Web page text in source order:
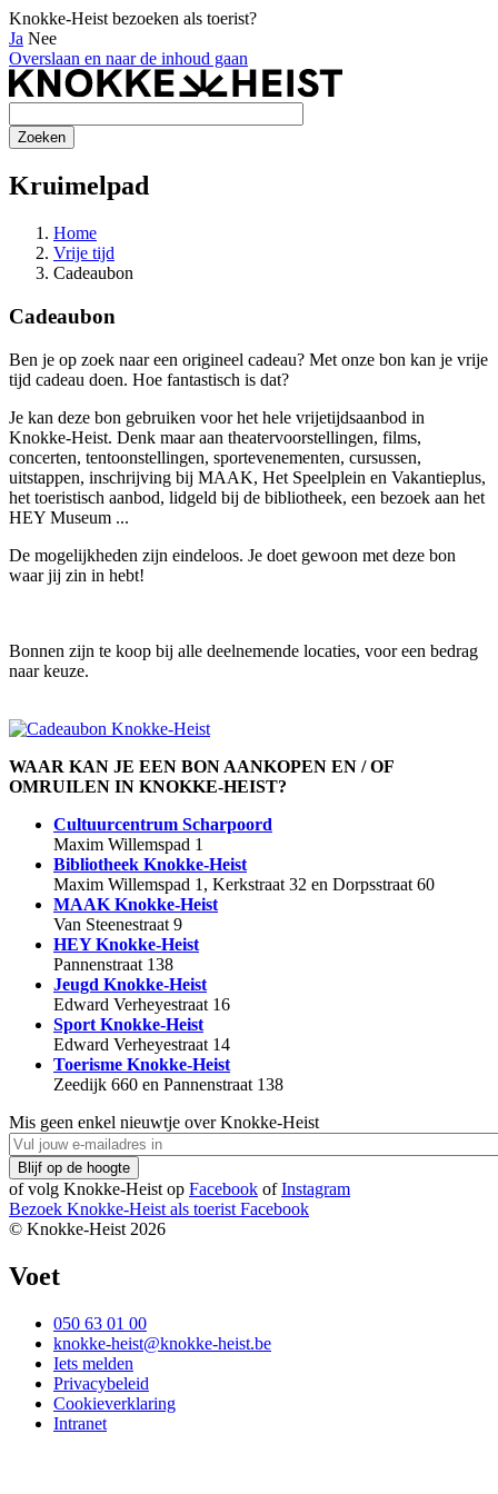
Knokke-Heist bezoeken als toerist?
Ja Nee
Overslaan en naar de inhoud gaan
Kruimelpad
Home
Vrije tijd
Cadeaubon
Cadeaubon
Ben je op zoek naar een origineel cadeau? Met onze bon kan je vrije
tijd cadeau doen. Hoe fantastisch is dat?
Je kan deze bon gebruiken voor het hele vrijetijdsaanbod in
Knokke-Heist. Denk maar aan theatervoorstellingen, films,
concerten, tentoonstellingen, sportevenementen, cursussen,
uitstappen, inschrijving bij MAAK, Het Speelplein en Vakantieplus,
het toeristisch aanbod, lidgeld bij de bibliotheek, een bezoek aan het
HEY Museum ...
De mogelijkheden zijn eindeloos. Je doet gewoon met deze bon
waar jij zin in hebt!
Bonnen zijn te koop bij alle deelnemende locaties, voor een bedrag
naar keuze.
WAAR KAN JE EEN BON AANKOPEN EN / OF
OMRUILEN IN KNOKKE-HEIST?
Cultuurcentrum Scharpoord
Maxim Willemspad 1
Bibliotheek Knokke-Heist
Maxim Willemspad 1, Kerkstraat 32 en Dorpsstraat 60
MAAK Knokke-Heist
Van Steenestraat 9
HEY Knokke-Heist
Pannenstraat 138
Jeugd Knokke-Heist
Edward Verheyestraat 16
Sport Knokke-Heist
Edward Verheyestraat 14
Toerisme Knokke-Heist
Zeedijk 660 en Pannenstraat 138
Mis geen enkel nieuwtje over Knokke-Heist
of volg Knokke-Heist op Facebook ofInstagram
Bezoek Knokke-Heist als toerist Facebook
© Knokke-Heist 2026
Voet
050 63 01 00
knokke-heist@knokke-heist.be
Iets melden
Privacybeleid
Cookieverklaring
Intranet